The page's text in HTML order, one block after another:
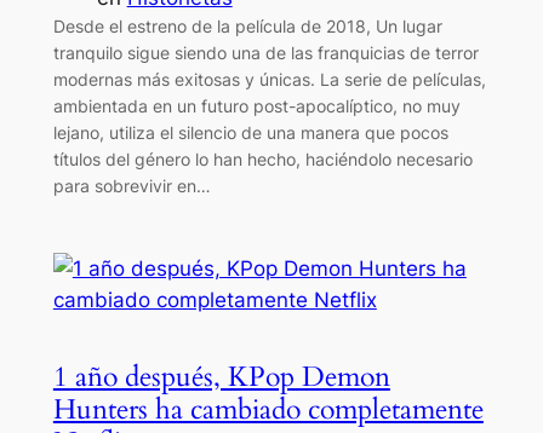
Desde el estreno de la película de 2018, Un lugar
tranquilo sigue siendo una de las franquicias de terror
modernas más exitosas y únicas. La serie de películas,
ambientada en un futuro post-apocalíptico, no muy
lejano, utiliza el silencio de una manera que pocos
títulos del género lo han hecho, haciéndolo necesario
para sobrevivir en…
1 año después, KPop Demon
Hunters ha cambiado completamente